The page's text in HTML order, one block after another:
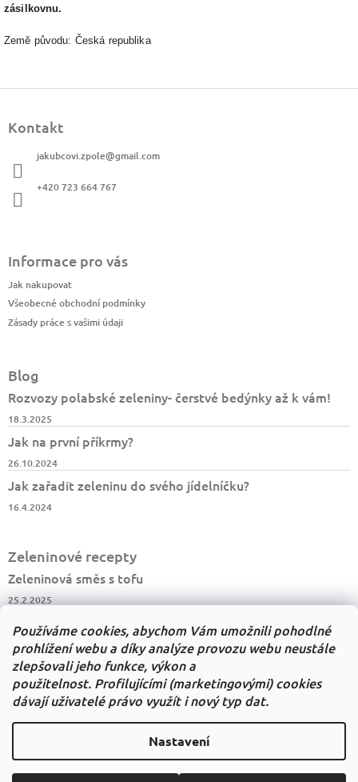
Používáme cookies, abychom Vám umožnili pohodlné
prohlížení webu a díky analýze provozu webu neustále
zlepšovali jeho funkce, výkon a
použitelnost. Profilujícími (marketingovými) cookies
dávají uživatelé právo využít i nový typ dat.
Nastavení
zásilkovnu.
Země původu: Česká republika
Kontakt
jakubcovi.zpole@gmail.com
+420 723 664 767
Informace pro vás
Jak nakupovat
Všeobecné obchodní podmínky
Zásady práce s vašimi údaji
Blog
Rozvozy polabské zeleniny- čerstvé bedýnky až k vám!
18.3.2025
Jak na první příkrmy?
26.10.2024
Jak zařadit zeleninu do svého jídelníčku?
16.4.2024
Zeleninové recepty
Zeleninová směs s tofu
25.2.2025
Salát z kysaného zelí
23.2.2025
Květáková polévka
15.11.2024
Shoptet.cz Můjprvníeshop.cz